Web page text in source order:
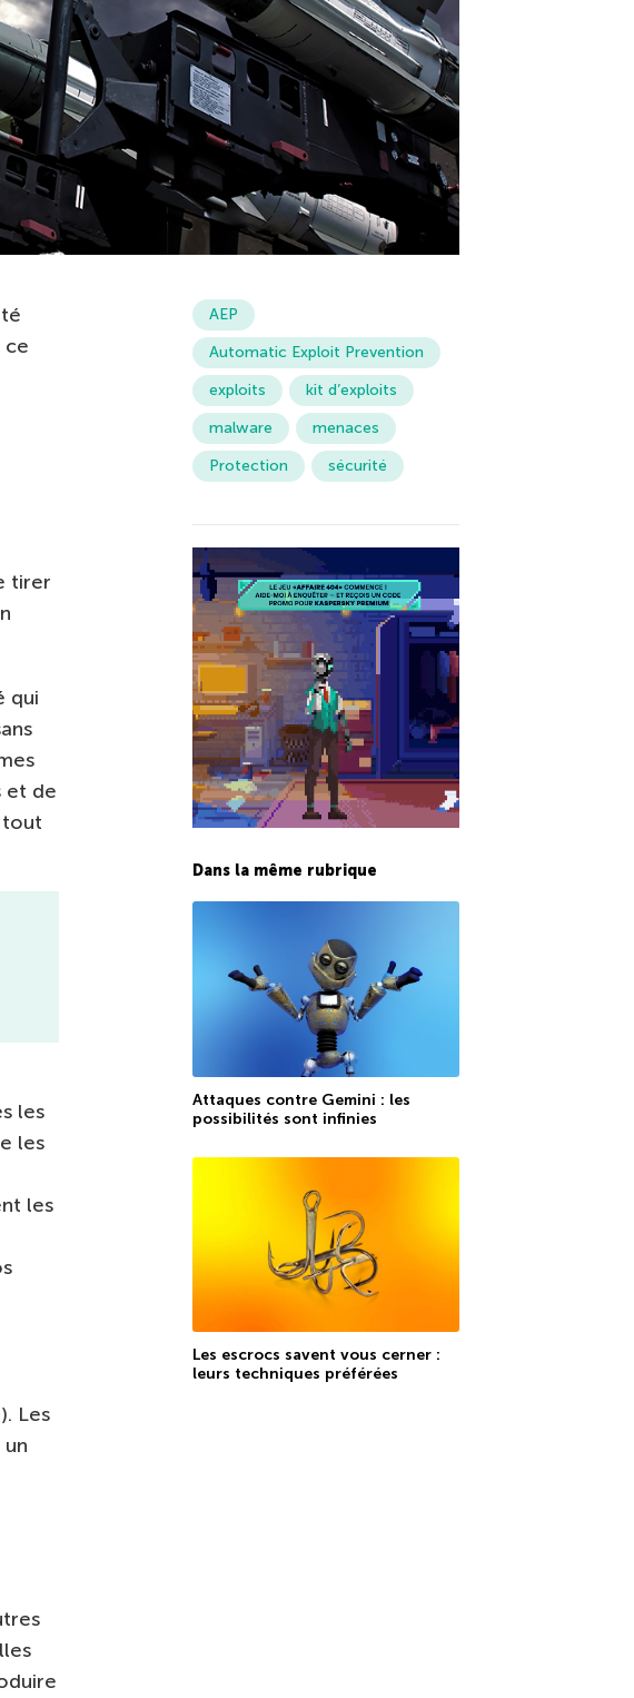
ce
tirer
qui
et de
tout
les
les
les
Les
AEP
Automatic Exploit Prevention
exploits
kit d’exploits
malware
menaces
Protection
sécurité
Dans la même rubrique
Attaques contre Gemini : les
possibilités sont infinies
Les escrocs savent vous cerner :
leurs techniques préférées